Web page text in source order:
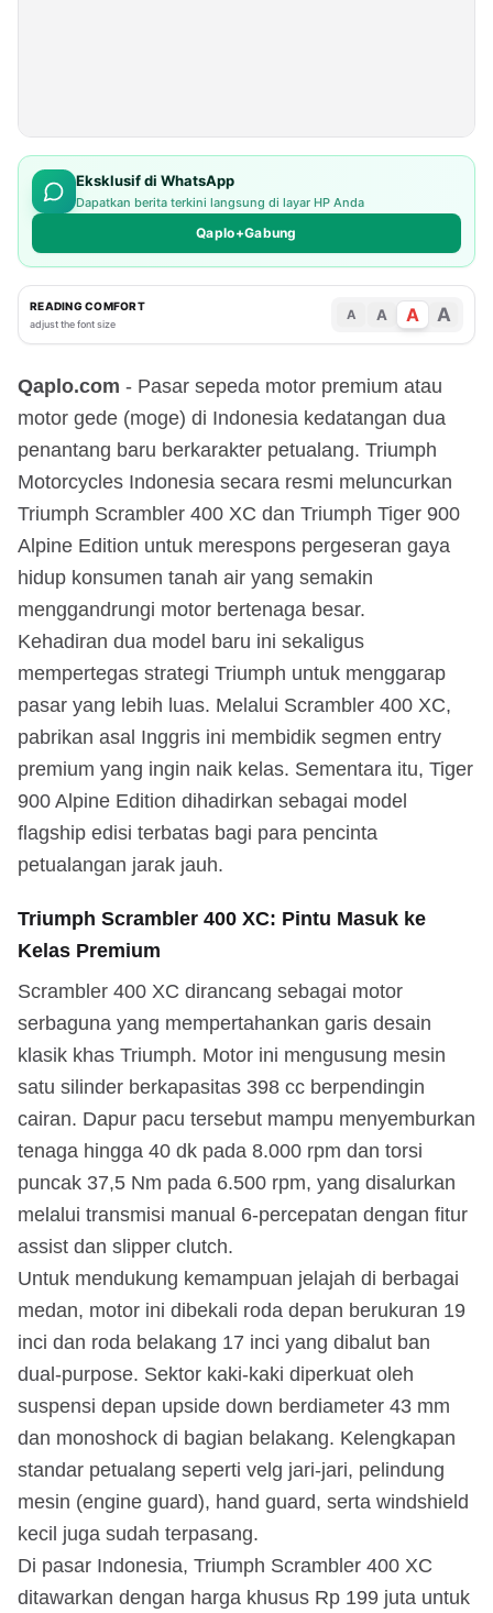
Eksklusif di WhatsApp
Dapatkan berita terkini langsung di layar HP Anda
Qaplo+Gabung
READING COMFORT
adjust the font size
A A A A
Qaplo.com - Pasar sepeda motor premium atau
motor gede (moge) di Indonesia kedatangan dua
penantang baru berkarakter petualang. Triumph
Motorcycles Indonesia secara resmi meluncurkan
Triumph Scrambler 400 XC dan Triumph Tiger 900
Alpine Edition untuk merespons pergeseran gaya
hidup konsumen tanah air yang semakin
menggandrungi motor bertenaga besar.
Kehadiran dua model baru ini sekaligus
mempertegas strategi Triumph untuk menggarap
pasar yang lebih luas. Melalui Scrambler 400 XC,
pabrikan asal Inggris ini membidik segmen entry
premium yang ingin naik kelas. Sementara itu, Tiger
900 Alpine Edition dihadirkan sebagai model
flagship edisi terbatas bagi para pencinta
petualangan jarak jauh.
Triumph Scrambler 400 XC: Pintu Masuk ke
Kelas Premium
Scrambler 400 XC dirancang sebagai motor
serbaguna yang mempertahankan garis desain
klasik khas Triumph. Motor ini mengusung mesin
satu silinder berkapasitas 398 cc berpendingin
cairan. Dapur pacu tersebut mampu menyemburkan
tenaga hingga 40 dk pada 8.000 rpm dan torsi
puncak 37,5 Nm pada 6.500 rpm, yang disalurkan
melalui transmisi manual 6-percepatan dengan fitur
assist dan slipper clutch.
Untuk mendukung kemampuan jelajah di berbagai
medan, motor ini dibekali roda depan berukuran 19
inci dan roda belakang 17 inci yang dibalut ban
dual-purpose. Sektor kaki-kaki diperkuat oleh
suspensi depan upside down berdiameter 43 mm
dan monoshock di bagian belakang. Kelengkapan
standar petualang seperti velg jari-jari, pelindung
mesin (engine guard), hand guard, serta windshield
kecil juga sudah terpasang.
Di pasar Indonesia, Triumph Scrambler 400 XC
ditawarkan dengan harga khusus Rp 199 juta untuk